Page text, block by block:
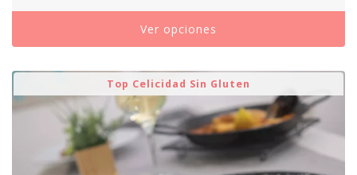
Ver opciones
Top Celicidad Sin Gluten